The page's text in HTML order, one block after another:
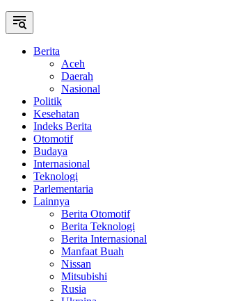
Berita
Aceh
Daerah
Nasional
Politik
Kesehatan
Indeks Berita
Otomotif
Budaya
Internasional
Teknologi
Parlementaria
Lainnya
Berita Otomotif
Berita Teknologi
Berita Internasional
Manfaat Buah
Nissan
Mitsubishi
Rusia